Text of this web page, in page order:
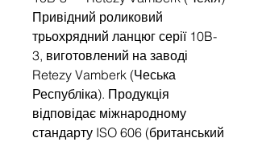
Привідний роликовий
трьохрядний ланцюг серії 10B-
3, виготовлений на заводі
Retezy Vamberk (Чеська
Республіка). Продукція
відповідає міжнародному
стандарту ISO 606 (британський